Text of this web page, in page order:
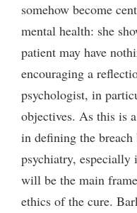
somehow become
mental health: she
patient may have
encouraging a
psychologist, in
objectives. As this is
in defining the breach
psychiatry,
will be the main
ethics of the cure.